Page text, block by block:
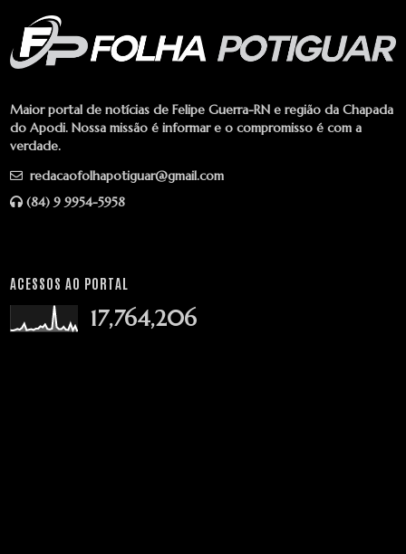
Maior portal de notícias de Felipe Guerra-RN e região da Chapada
do Apodi. Nossa missão é informar e o compromisso é com a
verdade.
redacaofolhapotiguar@gmail.com
(84) 9 9954-5958
ACESSOS AO PORTAL
17,764,206